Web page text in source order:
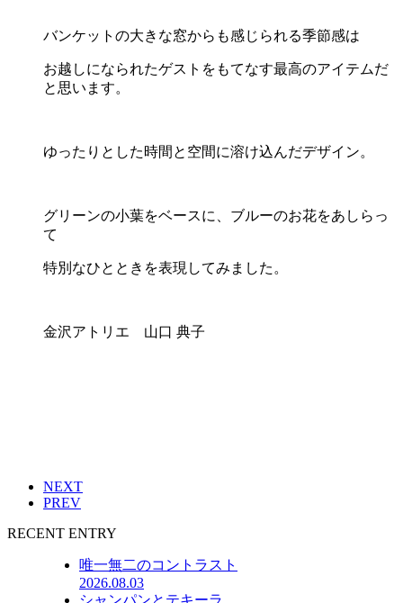
バンケットの大きな窓からも感じられる季節感は
お越しになられたゲストをもてなす最高のアイテムだ
と思います。
ゆったりとした時間と空間に溶け込んだデザイン。
グリーンの小葉をベースに、ブルーのお花をあしらっ
て
特別なひとときを表現してみました。
金沢アトリエ 山口 典子
NEXT
PREV
RECENT ENTRY
唯一無二のコントラスト
2026.08.03
シャンパンとテキーラ